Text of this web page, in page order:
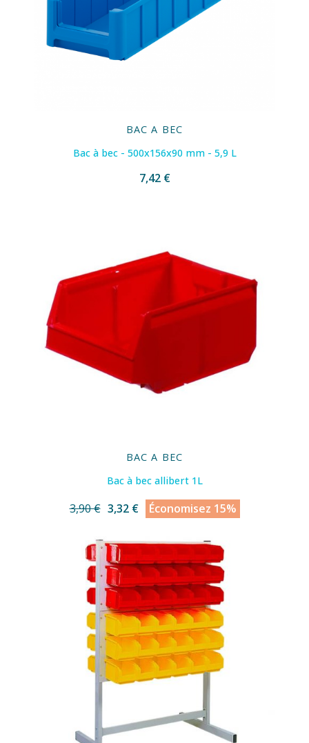
BAC A BEC
Bac à bec - 500x156x90 mm - 5,9 L
7,42 €
BAC A BEC
Bac à bec allibert 1L
3,90 € 3,32 € Économisez 15%